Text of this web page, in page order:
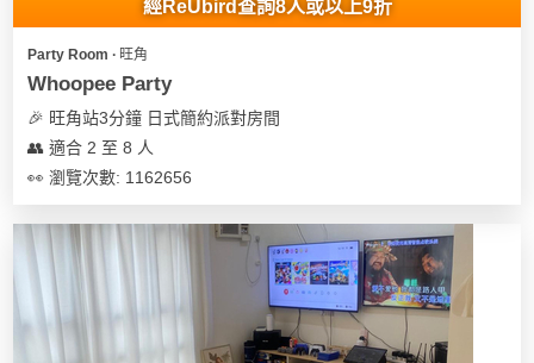
經ReUbird查詢8人或以上9折
Party Room ∙ 旺角
Whoopee Party
🎉 旺角站3分鐘 日式簡約派對房間
👥 適合 2 至 8 人
👀 瀏覽次數: 1162656